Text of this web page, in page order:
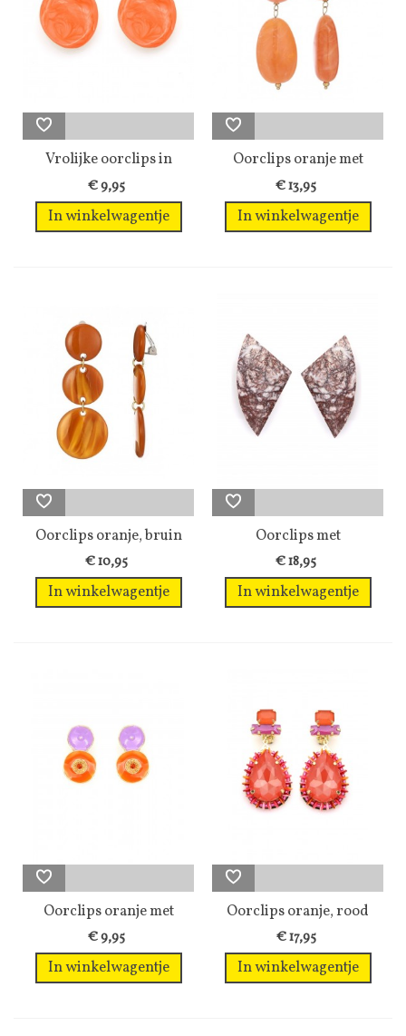
Vrolijke oorclips in
warme...
€ 9,95
In winkelwagentje
Oorclips oranje met
marmerlook
€ 13,95
In winkelwagentje
Oorclips oranje, bruin
met 3...
€ 10,95
In winkelwagentje
Oorclips met
marmerprint in...
€ 18,95
In winkelwagentje
Oorclips oranje met
paars en...
€ 9,95
In winkelwagentje
Oorclips oranje, rood
met...
€ 17,95
In winkelwagentje